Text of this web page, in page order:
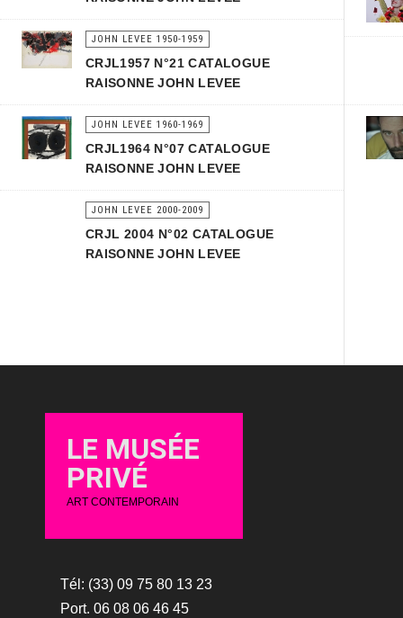
JOHN LEVEE 1950-1959
CRJL1957 N°21 CATALOGUE
RAISONNE JOHN LEVEE
JOHN LEVEE 1960-1969
CRJL1964 N°07 CATALOGUE
RAISONNE JOHN LEVEE
JOHN LEVEE 2000-2009
CRJL 2004 N°02 CATALOGUE
RAISONNE JOHN LEVEE
LE MUSÉE
PRIVÉ
ART CONTEMPORAIN
Tél: (33) 09 75 80 13 23
Port. 06 08 06 46 45